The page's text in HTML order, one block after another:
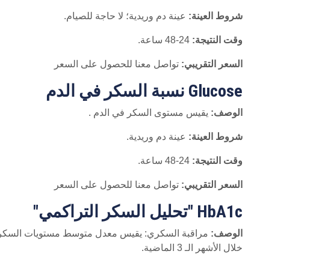
شروط العينة: عينة دم وريدية؛ لا حاجة للصيام.
وقت النتيجة:
السعر التقريبي: تواصل معنا للحصول على السعر
Glucose نسبة السكر في الدم
الوصف: يقيس مستوى السكر في الدم .
شروط العينة: عينة دم وريدية.
وقت النتيجة:
السعر التقريبي: تواصل معنا للحصول على السعر
HbA1c "تحليل السكر التراكمي"
الوصف: مراقبة السكري: يقيس معدل متوسط مستويات
خلال الأشهر الـ 3 الماضية.